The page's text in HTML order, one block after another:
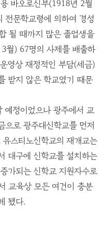
바오로신부(1918년 2월
전문학교령에 의하여 경성
될 때까지 많은 졸업생을
월) 67명의 사제를 배출하
영상 재정적인 부담(세금)
받지 않은 학교였기 때문
예정이었으나 광주에서 교
으로 광주대신학교를 먼저
스티노신학교의 재개교는
대구에 신학교를 설치하는
가되는 신학교 지원자수로
교육상 모든 여건이 충분
됐다.